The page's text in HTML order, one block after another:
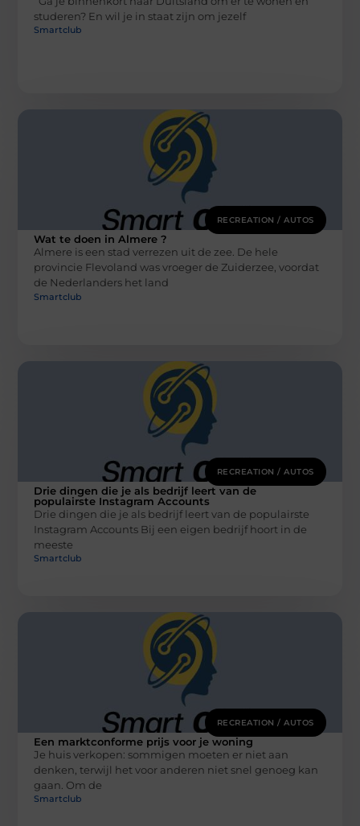
studeren? En wil je in staat zijn om jezelf
Smartclub
RECREATION / AUTOS
Wat te doen in Almere ?
Almere is een stad verrezen uit de zee. De hele
provincie Flevoland was vroeger de Zuiderzee, voordat
de Nederlanders het land
Smartclub
RECREATION / AUTOS
Drie dingen die je als bedrijf leert van de
populairste Instagram Accounts
Drie dingen die je als bedrijf leert van de populairste
Instagram Accounts Bij een eigen bedrijf hoort in de
meeste
Smartclub
RECREATION / AUTOS
Een marktconforme prijs voor je woning
Je huis verkopen: sommigen moeten er niet aan
denken, terwijl het voor anderen niet snel genoeg kan
gaan. Om de
Smartclub